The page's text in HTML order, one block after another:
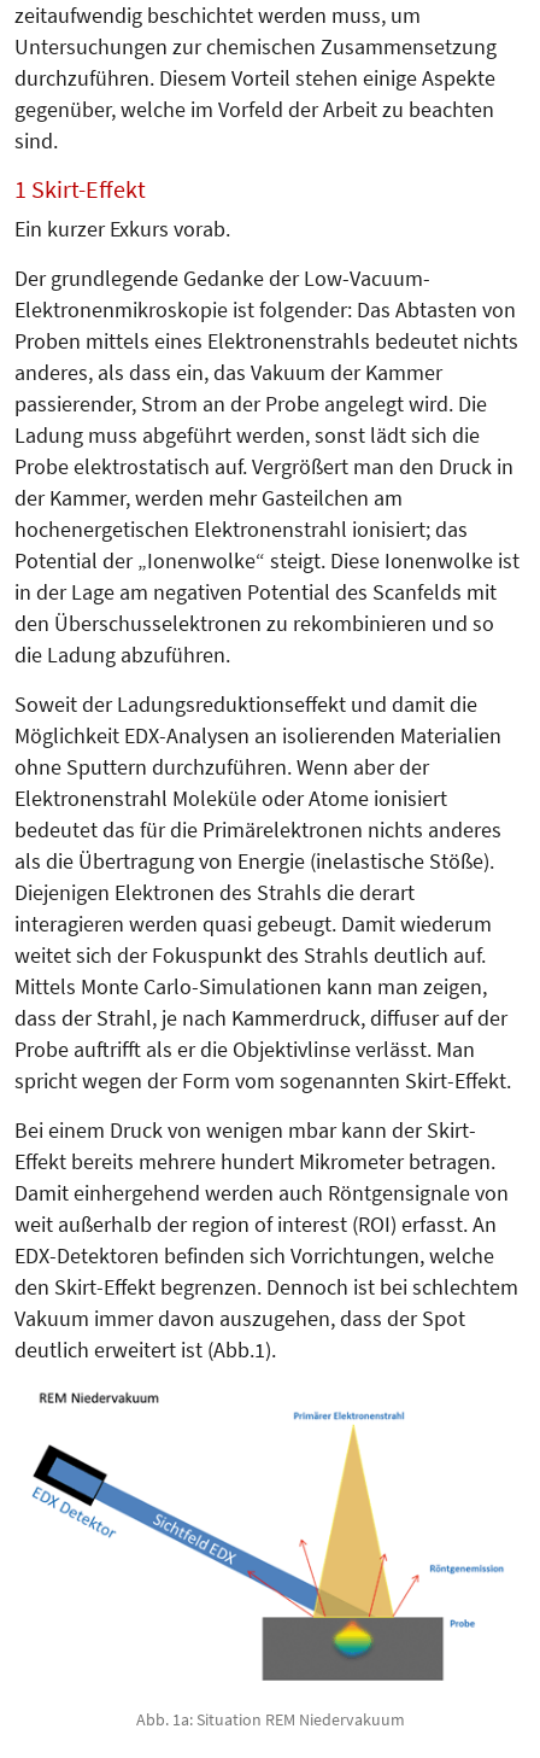
zeitaufwendig beschichtet werden muss, um
Untersuchungen zur chemischen Zusammensetzung
durchzuführen. Diesem Vorteil stehen einige Aspekte
gegenüber, welche im Vorfeld der Arbeit zu beachten
sind.
1 Skirt-Effekt
Ein kurzer Exkurs vorab.
Der grundlegende Gedanke der Low-Vacuum-
Elektronenmikroskopie ist folgender: Das Abtasten von
Proben mittels eines Elektronenstrahls bedeutet nichts
anderes, als dass ein, das Vakuum der Kammer
passierender, Strom an der Probe angelegt wird. Die
Ladung muss abgeführt werden, sonst lädt sich die
Probe elektrostatisch auf. Vergrößert man den Druck in
der Kammer, werden mehr Gasteilchen am
hochenergetischen Elektronenstrahl ionisiert; das
Potential der „Ionenwolke“ steigt. Diese Ionenwolke ist
in der Lage am negativen Potential des Scanfelds mit
den Überschusselektronen zu rekombinieren und so
die Ladung abzuführen.
Soweit der Ladungsreduktionseffekt und damit die
Möglichkeit EDX-Analysen an isolierenden Materialien
ohne Sputtern durchzuführen. Wenn aber der
Elektronenstrahl Moleküle oder Atome ionisiert
bedeutet das für die Primärelektronen nichts anderes
als die Übertragung von Energie (inelastische Stöße).
Diejenigen Elektronen des Strahls die derart
interagieren werden quasi gebeugt. Damit wiederum
weitet sich der Fokuspunkt des Strahls deutlich auf.
Mittels Monte Carlo-Simulationen kann man zeigen,
dass der Strahl, je nach Kammerdruck, diffuser auf der
Probe auftrifft als er die Objektivlinse verlässt. Man
spricht wegen der Form vom sogenannten Skirt-Effekt.
Bei einem Druck von wenigen mbar kann der Skirt-
Effekt bereits mehrere hundert Mikrometer betragen.
Damit einhergehend werden auch Röntgensignale von
weit außerhalb der region of interest (ROI) erfasst. An
EDX-Detektoren befinden sich Vorrichtungen, welche
den Skirt-Effekt begrenzen. Dennoch ist bei schlechtem
Vakuum immer davon auszugehen, dass der Spot
deutlich erweitert ist (Abb.1).
Abb. 1a: Situation REM Niedervakuum